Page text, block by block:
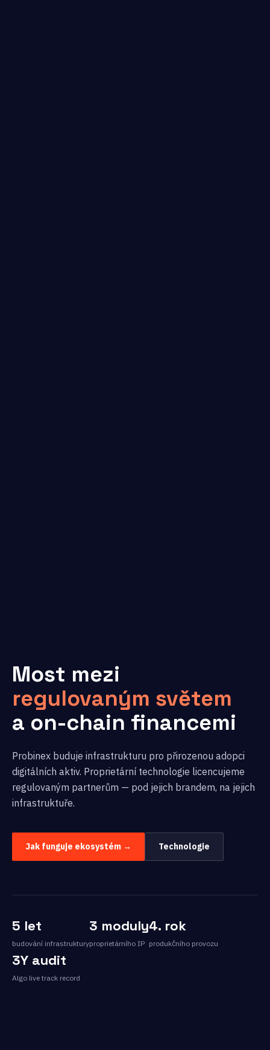
Most mezi
regulovaným světem
a on-chain financemi
Probinex buduje infrastrukturu pro přirozenou adopci
digitálních aktiv. Proprietární technologie licencujeme
regulovaným partnerům — pod jejich brandem, na jejich
infrastruktuře.
Jak funguje ekosystém → Technologie
5 let
budování infrastruktury
3 moduly
proprietárního IP
4. rok
produkčního provozu
3Y audit
Algo live track record